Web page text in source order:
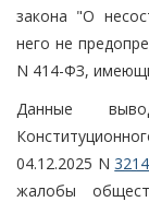
закона "О
него не
N 414-ФЗ,
Данные
04.12.2025 N
жалобы